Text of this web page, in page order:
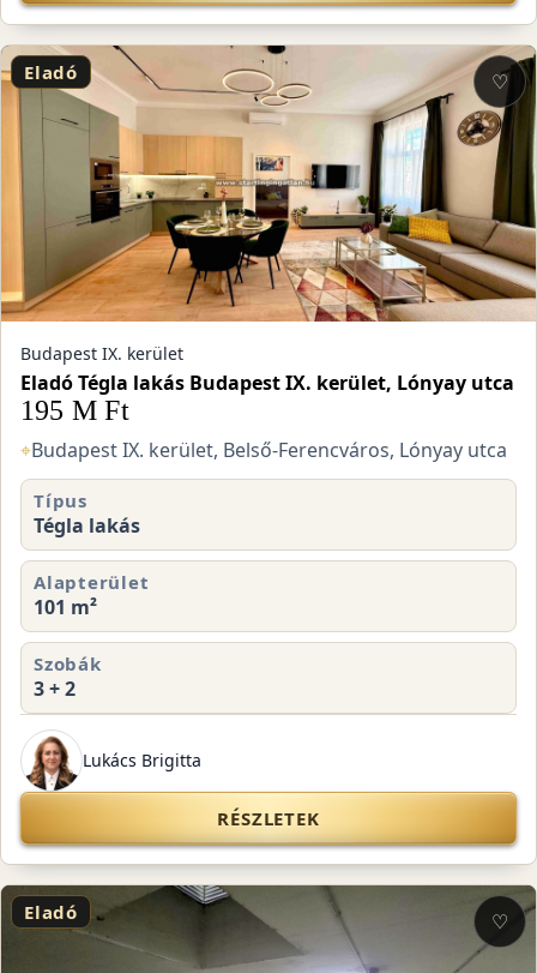
Eladó ♡
Budapest IX. kerület
Eladó Tégla lakás Budapest IX. kerület, Lónyay utca
195 M Ft
⌖Budapest IX. kerület, Belső-Ferencváros, Lónyay utca
Típus
Tégla lakás
Alapterület
101 m²
Szobák
3 + 2
Lukács Brigitta
RÉSZLETEK
Eladó ♡